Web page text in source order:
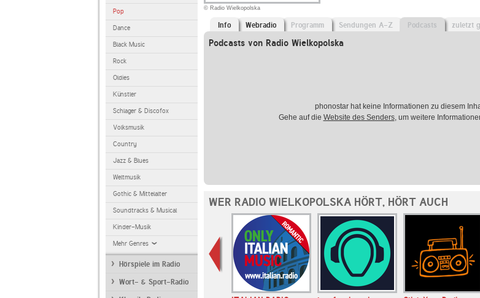
Pop
Dance
Black Music
Rock
Oldies
Künstler
Schlager & Discofox
Volksmusik
Country
Jazz & Blues
Weltmusik
Gothic & Mittelalter
Soundtracks & Musical
Kinder-Musik
Mehr Genres
Hörspiele im Radio
Wort- & Sport-Radio
© Radio Wielkopolska
Info Webradio Programm Sendungen A-Z Podcasts zuletzt
Podcasts von Radio Wielkopolska
phonostar hat keine Informationen zu diesem
Gehe auf die Website des Senders, um weitere
WER RADIO WIELKOPOLSKA HÖRT, HÖRT AUCH